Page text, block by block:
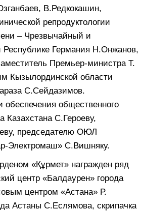
В.Редкокашин,
репродуктологии
– Чрезвычайный и
Республике Германия Н.Онжанов,
Премьер-министра Т.
Кызылординской области
С.Сейдазимов.
общественного
Казахстана С.Героеву,
председателю ОЮЛ
Электромаш» С.Вишняку.
«Құрмет» награжден ряд
центр «Балдаурен» города
центром «Астана» Р.
Астаны С.Еслямова, скрипачка